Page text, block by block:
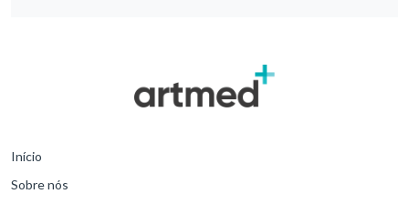
Início
Sobre nós